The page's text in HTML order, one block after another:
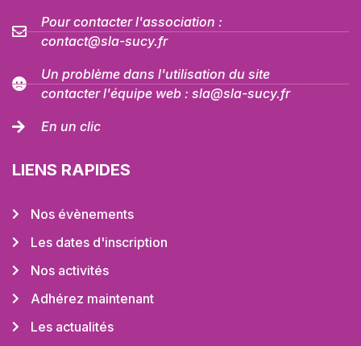
Pour contacter l'association :
contact@sla-sucy.fr
Un problème dans l'utilisation du site
contacter l'équipe web : sla@sla-sucy.fr
En un clic
LIENS RAPIDES
Nos évènements
Les dates d'inscription
Nos activités
Adhérez maintenant
Les actualités